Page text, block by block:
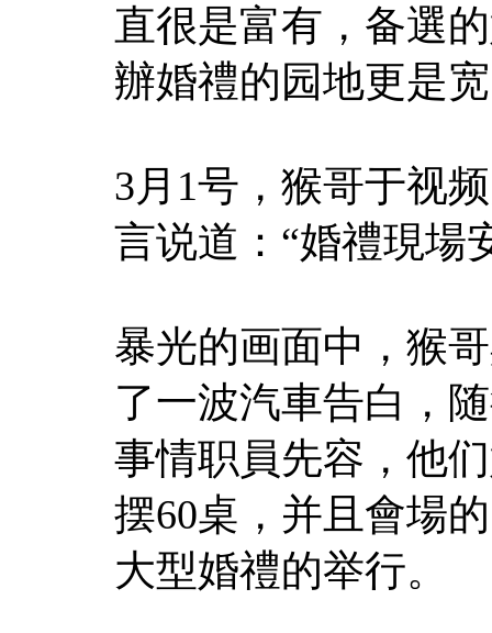
直很是富有，备選
辦婚禮的园地更是
3月1号，猴哥于视
言说道：“婚禮現場
暴光的画面中，猴
了一波汽車告白，
事情职員先容，他
摆60桌，并且會場
大型婚禮的举行。